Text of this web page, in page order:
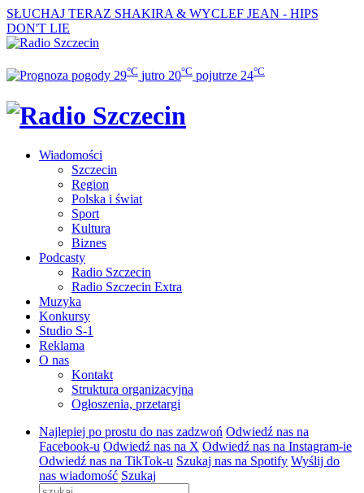
SŁUCHAJ TERAZ SHAKIRA & WYCLEF JEAN - HIPS
DON'T LIE
29°C jutro 20°C pojutrze 24°C
Wiadomości
Szczecin
Region
Polska i świat
Sport
Kultura
Biznes
Podcasty
Radio Szczecin
Radio Szczecin Extra
Muzyka
Konkursy
Studio S-1
Reklama
O nas
Kontakt
Struktura organizacyjna
Ogłoszenia, przetargi
Najlepiej po prostu do nas zadzwoń Odwiedź nas na
Facebook-u Odwiedź nas na X Odwiedź nas na Instagram-ie
Odwiedź nas na TikTok-u Szukaj nas na Spotify Wyślij do
nas wiadomość Szukaj